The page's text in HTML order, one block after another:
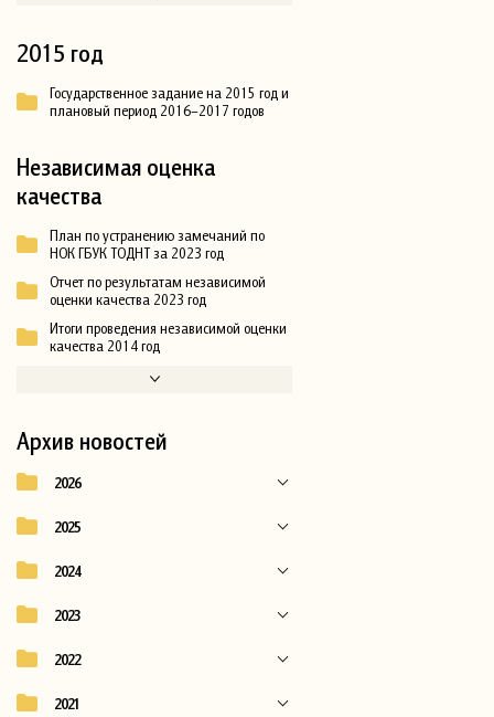
2015 год
Государственное задание на 2015 год и
плановый период 2016–2017 годов
Независимая оценка
качества
План по устранению замечаний по
НОК ГБУК ТОДНТ за 2023 год
Отчет по результатам независимой
оценки качества 2023 год
Итоги проведения независимой оценки
качества 2014 год
Архив новостей
2026
2025
2024
2023
2022
2021